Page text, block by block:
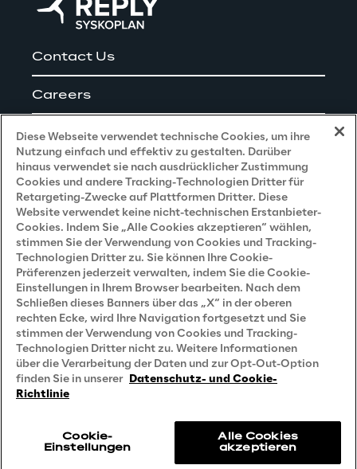
Contact Us
Careers
Impressum
Privacy and Legal
Datenschutz- und Cookie Richtlinie
Datenschutzhinweis(Bewerber)
Datenschutzhinweis (Kunden)
Datenschutzhinweis(Dienstleister)
Datenschutzhinweis(Marketing)
Grundsatzerklärung - LKSG (Deutschland)
Diese Webseite verwendet technische Cookies, um ihre
Nutzung einfach und effektiv zu gestalten. Darüber
hinaus verwendet sie nach ausdrücklicher Zustimmung
Cookies und andere Tracking-Technologien Dritter für
Retargeting-Zwecke auf Plattformen Dritter. Diese
Website verwendet keine nicht-technischen Erstanbieter-
Cookies. Indem Sie „Alle Cookies akzeptieren“ wählen,
stimmen Sie der Verwendung von Cookies und Tracking-
Technologien Dritter zu. Sie können Ihre Cookie-
Präferenzen jederzeit verwalten, indem Sie die Cookie-
Einstellungen in Ihrem Browser bearbeiten. Nach dem
Schließen dieses Banners über das „X“ in der oberen
rechten Ecke, wird Ihre Navigation fortgesetzt und Sie
stimmen der Verwendung von Cookies und Tracking-
Technologien Dritter nicht zu. Weitere Informationen
über die Verarbeitung der Daten und zur Opt-Out-Option
finden Sie in unserer Datenschutz- und Cookie-
Richtlinie
Cookie-
Einstellungen
Alle Cookies
akzeptieren